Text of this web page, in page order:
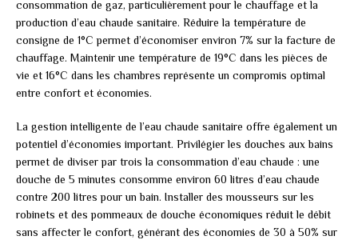
consommation de gaz, particulièrement pour le chauffage et la
production d’eau chaude sanitaire. Réduire la température de
consigne de 1°C permet d’économiser environ 7% sur la facture de
chauffage. Maintenir une température de 19°C dans les pièces de
vie et 16°C dans les chambres représente un compromis optimal
entre confort et économies.
La gestion intelligente de l’eau chaude sanitaire offre également un
potentiel d’économies important. Privilégier les douches aux bains
permet de diviser par trois la consommation d’eau chaude : une
douche de 5 minutes consomme environ 60 litres d’eau chaude
contre 200 litres pour un bain. Installer des mousseurs sur les
robinets et des pommeaux de douche économiques réduit le débit
sans affecter le confort, générant des économies de 30 à 50% sur